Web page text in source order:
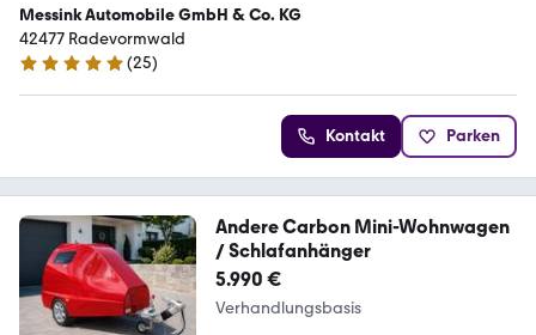
Messink Automobile GmbH & Co. KG
42477 Radevormwald
5 Sterne
(25)
Kontakt Parken
Andere Carbon Mini-Wohnwagen
/ Schlafanhänger
5.990 €
Verhandlungsbasis